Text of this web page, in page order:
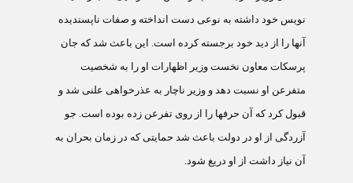
نويس خود داشته به نوعی دست انداخته و صفات ناپسنديده
آنها را از ديد خود برجسته کرده است. اين باعث شد که جان
پرسکات معاون نخست وزير اظهارات او را به شخصيت
متفرعن او نسبت دهد و وزير ناچار به عذرخواهی علنی شد و
قبول کرد که آن حرفها را از روی تفرعن زده بوده است. جو
آزردگی از او در دولت باعث شد حمايتی که در زمان بحران به
آن نياز داشت از او دريغ شود.